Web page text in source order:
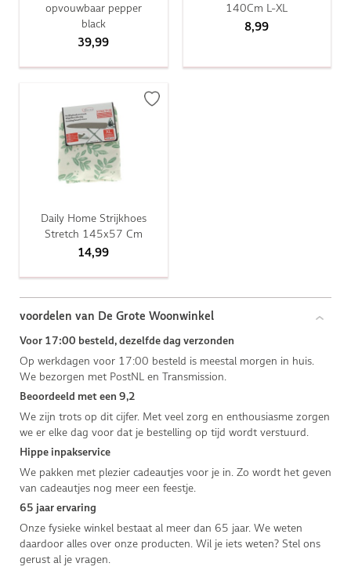
opvouwbaar pepper
black
39,99
140Cm L-XL
8,99
Daily Home Strijkhoes
Stretch 145x57 Cm
14,99
voordelen van De Grote Woonwinkel
Voor 17:00 besteld, dezelfde dag verzonden
Op werkdagen voor 17:00 besteld is meestal morgen in huis.
We bezorgen met PostNL en Transmission.
Beoordeeld met een 9,2
We zijn trots op dit cijfer. Met veel zorg en enthousiasme zorgen
we er elke dag voor dat je bestelling op tijd wordt verstuurd.
Hippe inpakservice
We pakken met plezier cadeautjes voor je in. Zo wordt het geven
van cadeautjes nog meer een feestje.
65 jaar ervaring
Onze fysieke winkel bestaat al meer dan 65 jaar. We weten
daardoor alles over onze producten. Wil je iets weten? Stel ons
gerust al je vragen.